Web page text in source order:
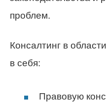
проблем.
Консалтинг в
в себя:
Правовую